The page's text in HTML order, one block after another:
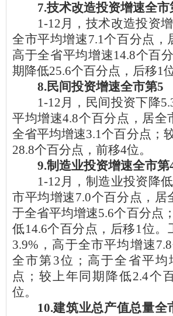
7.技术改造投资增速全市
1-12月，技术改造投资
全市平均增速7.1个百分点，
高于全省平均增速14.8个百
期降低25.6个百分点，后移1位
8.民间投资增速全市第5
1-12月，民间投资下降
平均增速4.8个百分点，居全
全省平均增速3.1个百分点；
28.8个百分点，前移4位。
9.制造业投资增速全市第
1-12月，制造业投资降
市平均增速7.0个百分点，居
于全省平均增速5.6个百分点
低14.6个百分点，后移1位。
3.9%，高于全市平均增速
全市第3位；高于全省平均
点；较上年同期降低2.4个
位。
10.建筑业总产值总量全